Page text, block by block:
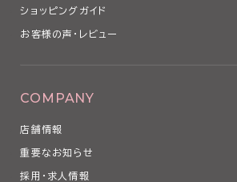
ショッピングガイド
お客様の声・レビュー
COMPANY
店舗情報
重要なお知らせ
採用・求人情報